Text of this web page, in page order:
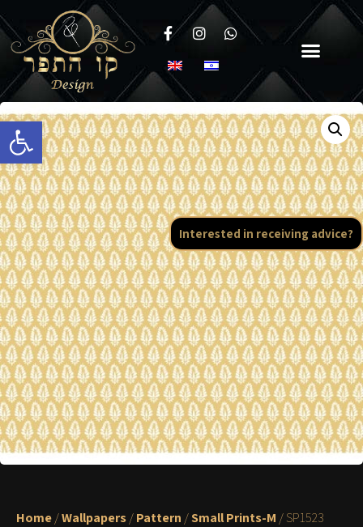
Open toolbar
Home/Wallpapers/Pattern /Small Prints-M / SP1523
Interested in receiving advice?